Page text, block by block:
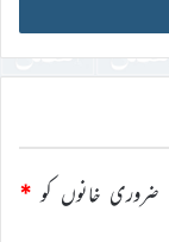
ضروری خانوں کو *